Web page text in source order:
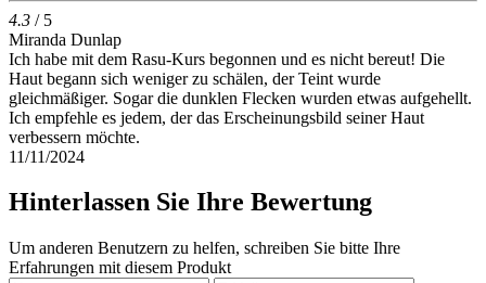
4.3 / 5
Miranda Dunlap
Ich habe mit dem Rasu-Kurs begonnen und es nicht bereut! Die
Haut begann sich weniger zu schälen, der Teint wurde
gleichmäßiger. Sogar die dunklen Flecken wurden etwas aufgehellt.
Ich empfehle es jedem, der das Erscheinungsbild seiner Haut
verbessern möchte.
11/11/2024
Hinterlassen Sie Ihre Bewertung
Um anderen Benutzern zu helfen, schreiben Sie bitte Ihre
Erfahrungen mit diesem Produkt